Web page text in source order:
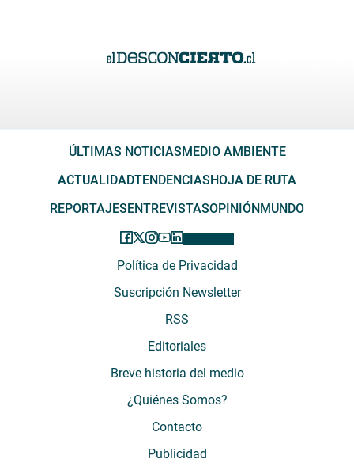
ÚLTIMAS NOTICIAS MEDIO AMBIENTE
ACTUALIDADTENDENCIAS HOJA DE RUTA
REPORTAJES ENTREVISTASOPINIÓN MUNDO
Política de Privacidad
Suscripción Newsletter
RSS
Editoriales
Breve historia del medio
¿Quiénes Somos?
Contacto
Publicidad